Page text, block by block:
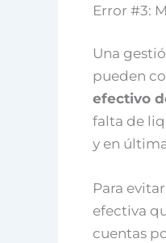
Error #3:
Una
pueden
efectivo
falta de
y en
Para
efectiva
cuentas